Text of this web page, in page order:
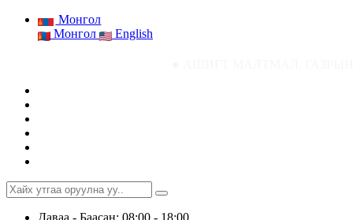
Монгол
Монгол
English
Даваа - Баасан: 08:00 - 18:00